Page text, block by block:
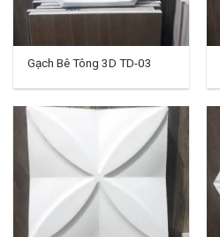
Gạch Bê Tông 3D TD-03